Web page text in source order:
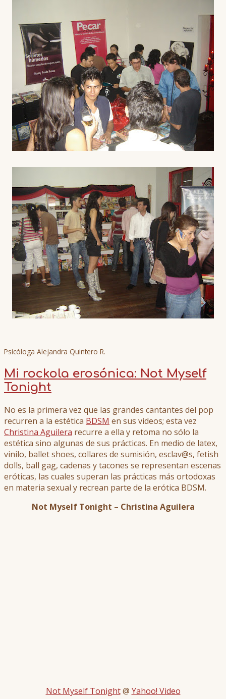
Psicóloga Alejandra Quintero R.
Mi rockola erosónica: Not Myself
Tonight
No es la primera vez que las grandes cantantes del pop
recurren a la estética BDSM en sus videos; esta vez
Christina Aguilera recurre a ella y retoma no sólo la
estética sino algunas de sus prácticas. En medio de latex,
vinilo, ballet shoes, collares de sumisión, esclav@s, fetish
dolls, ball gag, cadenas y tacones se representan escenas
eróticas, las cuales superan las prácticas más ortodoxas
en materia sexual y recrean parte de la erótica BDSM.
Not Myself Tonight – Christina Aguilera
Not Myself Tonight@ Yahoo! Video